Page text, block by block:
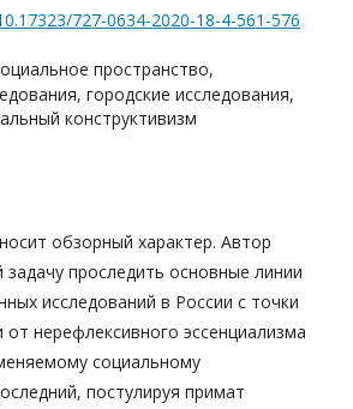
727-0634-2020-18-4-561-576
пространство,
городские исследования,
конструктивизм
обзорный характер. Автор
задачу проследить основные линии
исследований в России с точки
нерефлексивного эссенциализма
социальному
постулируя примат